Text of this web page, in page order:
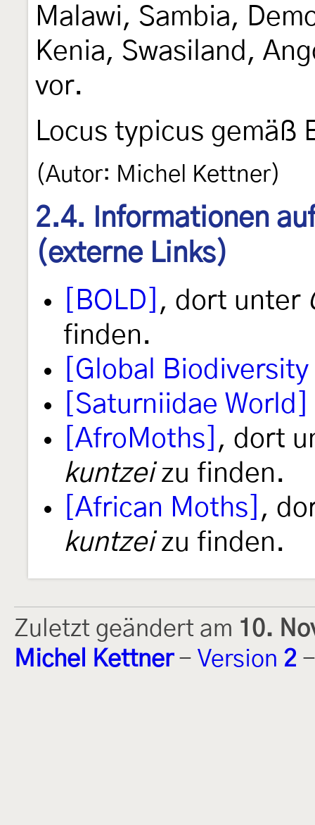
Malawi, Sambia,
Kenia, Swasiland,
vor.
Locus typicus gemäß
(Autor: Michel Kettner)
2.4. Informationen
(externe Links)
[BOLD] , dort unter
finden.
[Global
[Saturniidae World]
[AfroMoths] , dort
kuntzeizu finden.
[African Moths] ,
kuntzeizu finden.
Zuletzt geändert am 10.
Michel Kettner- Version 2